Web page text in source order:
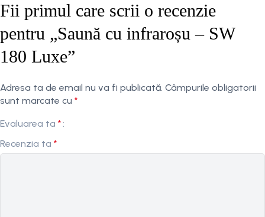
Fii primul care scrii o recenzie
pentru „Saună cu infraroșu – SW
180 Luxe”
Adresa ta de email nu va fi publicată. Câmpurile obligatorii
sunt marcate cu *
Evaluarea ta *
Recenzia ta *